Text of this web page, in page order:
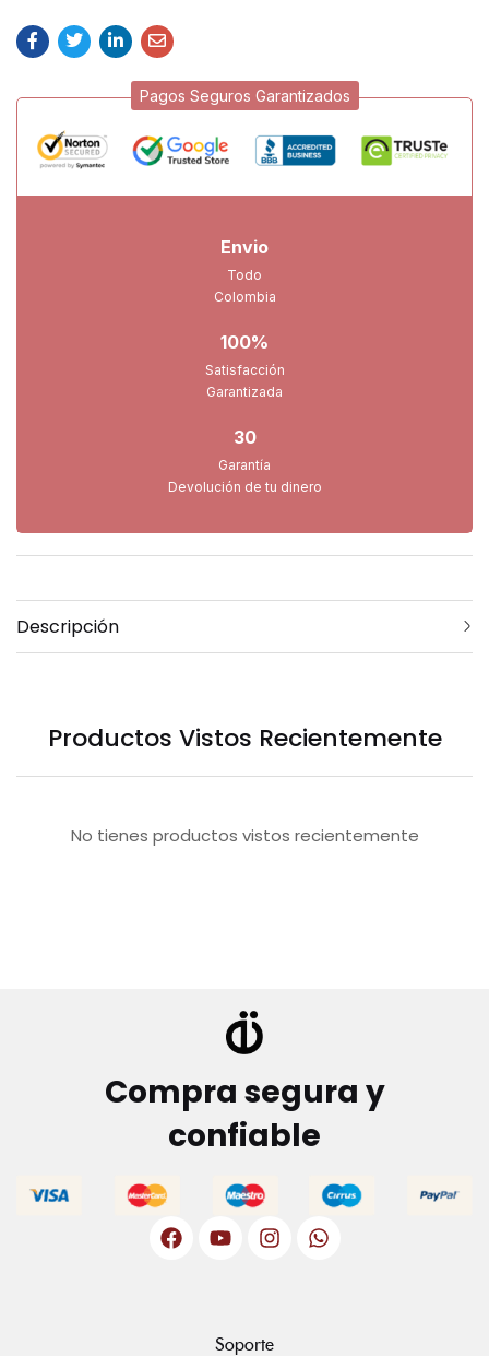
Pagos Seguros Garantizados
Envio
Todo
Colombia
100%
Satisfacción
Garantizada
30
Garantía
Devolución de tu dinero
Descripción
Productos Vistos Recientemente
No tienes productos vistos recientemente
Compra segura y
confiable
Soporte